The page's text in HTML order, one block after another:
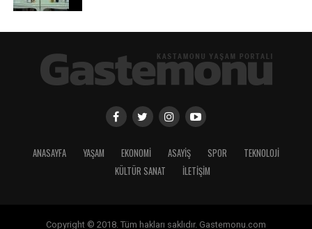
ANASAYFA YAŞAM EKONOMİ ASAYİŞ SPOR
TEKNOLOJİ
KÜLTÜR SANAT
İLETİŞİM
Copyright © 2018. Tüm hakları saklıdır. Gastemonu.com